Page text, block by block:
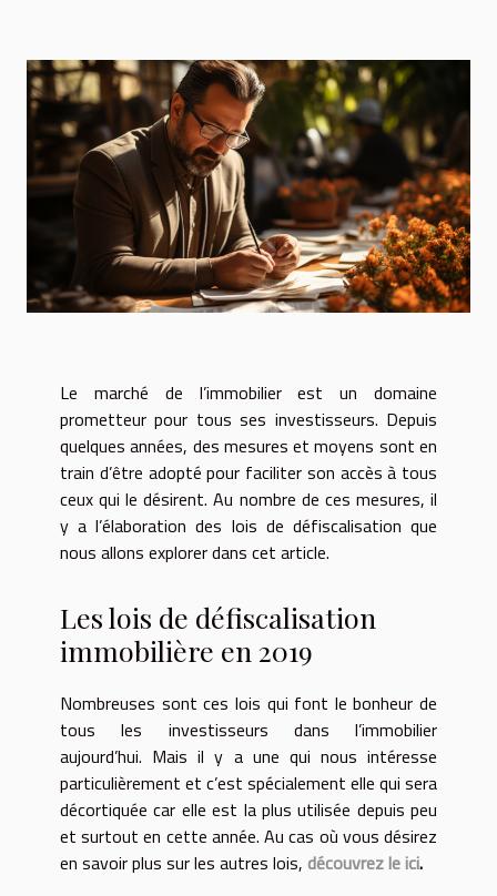
Le marché de l’immobilier est un domaine
prometteur pour tous ses investisseurs. Depuis
quelques années, des mesures et moyens sont en
train d’être adopté pour faciliter son accès à tous
ceux qui le désirent. Au nombre de ces mesures, il
y a l’élaboration des lois de défiscalisation que
nous allons explorer dans cet article.
Les lois de défiscalisation
immobilière en 2019
Nombreuses sont ces lois qui font le bonheur de
tous les investisseurs dans l’immobilier
aujourd’hui. Mais il y a une qui nous intéresse
particulièrement et c’est spécialement elle qui sera
décortiquée car elle est la plus utilisée depuis peu
et surtout en cette année. Au cas où vous désirez
en savoir plus sur les autres lois, découvrez le ici.